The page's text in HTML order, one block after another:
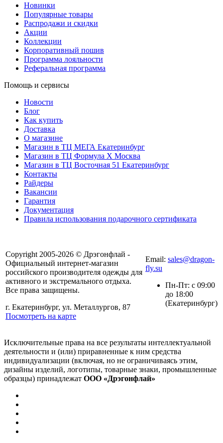
Новинки
Популярные товары
Распродажи и скидки
Акции
Коллекции
Корпоративный пошив
Программа лояльности
Реферальная программа
Помощь и сервисы
Новости
Блог
Как купить
Доставка
О магазине
Магазин в ТЦ МЕГА Екатеринбург
Магазин в ТЦ Формула X Москва
Магазин в ТЦ Восточная 51 Екатеринбург
Контакты
Райдеры
Вакансии
Гарантия
Документация
Правила использования подарочного сертификата
Copyright 2005-2026 © Дрэгонфлай -
Официальный интернет-магазин
российского производителя одежды для
активного и экстремального отдыха.
Все права защищены.
г. Екатеринбург, ул. Металлургов, 87
Посмотреть на карте
Email: sales@dragon-
fly.su
Пн-Пт: с 09:00
до 18:00
(Екатеринбург)
Исключительные права на все результаты интеллектуальной
деятельности и (или) приравненные к ним средства
индивидуализации (включая, но не ограничиваясь этим,
дизайны изделий, логотипы, товарные знаки, промышленные
образцы) принадлежат ООО «Дрэгонфлай»